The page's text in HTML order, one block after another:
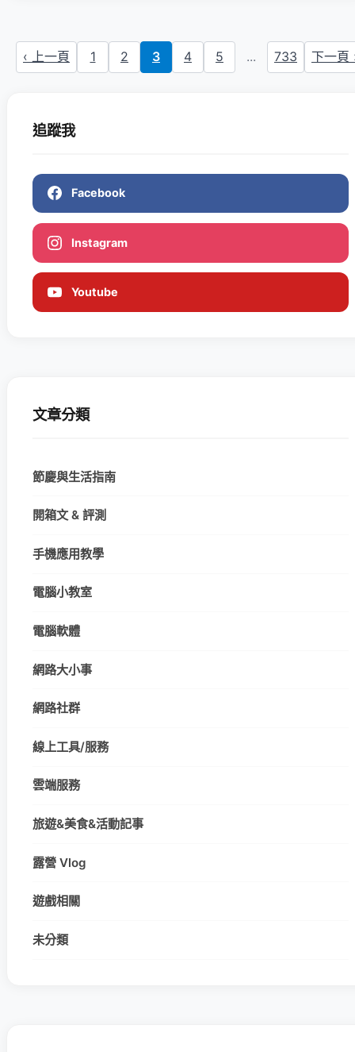
‹ 上一頁 1 2 3 4 5 ... 733 下一頁
追蹤我
Facebook
Instagram
Youtube
文章分類
節慶與生活指南
開箱文 & 評測
手機應用教學
電腦小教室
電腦軟體
網路大小事
網路社群
線上工具/服務
雲端服務
旅遊&美食&活動記事
露營 Vlog
遊戲相關
未分類